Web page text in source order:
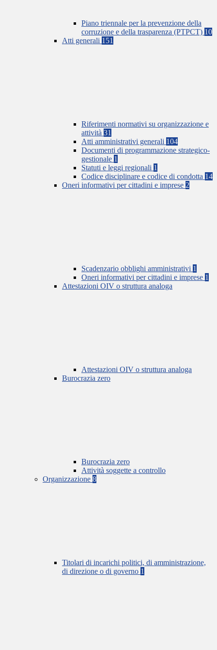
Piano triennale per la prevenzione della
corruzione e della trasparenza (PTPCT) 10
Atti generali 151
Riferimenti normativi su organizzazione e
attività 31
Atti amministrativi generali 104
Documenti di programmazione strategico-
gestionale 1
Statuti e leggi regionali 1
Codice disciplinare e codice di condotta 14
Oneri informativi per cittadini e imprese 2
Scadenzario obblighi amministrativi 1
Oneri informativi per cittadini e imprese 1
Attestazioni OIV o struttura analoga
Attestazioni OIV o struttura analoga
Burocrazia zero
Burocrazia zero
Attività soggette a controllo
Organizzazione 8
Titolari di incarichi politici, di amministrazione,
di direzione o di governo 1